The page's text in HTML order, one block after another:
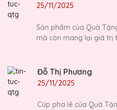
25/11/2025
Sản phẩm của Quà
mà còn mang lại giá trị
Đỗ Thị Phương
25/11/2025
Cúp pha lê của Quà